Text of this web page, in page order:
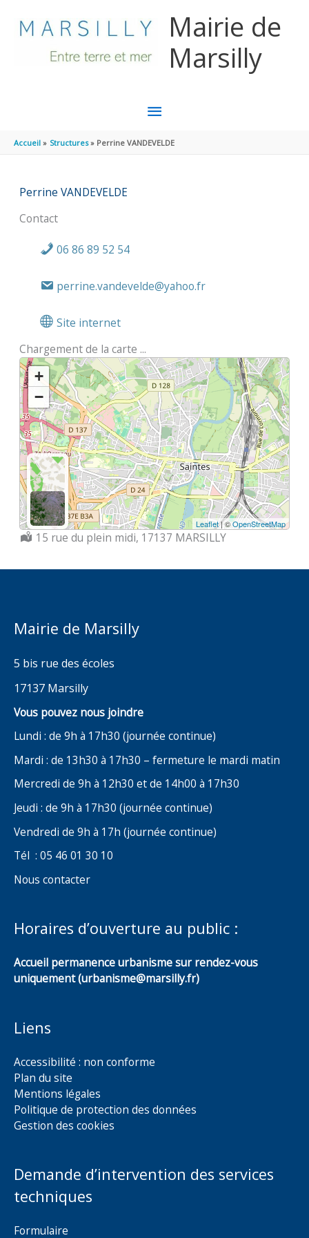
Mairie de
Marsilly
MENU
PRINCIPAL
Accueil Structures Perrine VANDEVELDE
Perrine VANDEVELDE
Contact
06 86 89 52 54
perrine.vandevelde@yahoo.fr
Site internet
Chargement de la carte ...
+
−
Leaflet| ©OpenStreetMap
Localisation :
15 rue du plein midi, 17137 MARSILLY
Mairie de Marsilly
5 bis rue des écoles
17137 Marsilly
Vous pouvez nous joindre
Lundi : de 9h à 17h30 (journée continue)
Mardi : de 13h30 à 17h30 – fermeture le mardi matin
Mercredi de 9h à 12h30 et de 14h00 à 17h30
Jeudi : de 9h à 17h30 (journée continue)
Vendredi de 9h à 17h (journée continue)
Tél : 05 46 01 30 10
Nous contacter
Horaires d’ouverture au public :
Accueil permanence urbanisme sur rendez-vous
uniquement (urbanisme@marsilly.fr)
Liens
Accessibilité : non conforme
Plan du site
Mentions légales
Politique de protection des données
Gestion des cookies
Demande d’intervention des services
techniques
Formulaire